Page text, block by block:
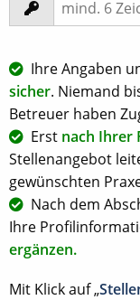
Ihre Angaben
sicher. Niemand
Betreuer haben
Erst nach Ihrer
Stellenangebot
gewünschten
Nach dem
Ihre
ergänzen.
Mit Klick auf „